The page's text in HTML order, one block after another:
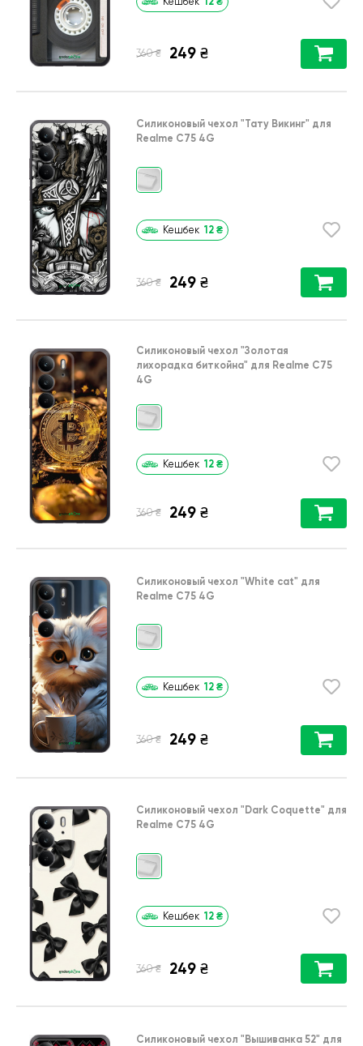
360 ₴ 249 ₴
Силиконовый чехол "Тату Викинг" для
Realme C75 4G
Кешбек 12 ₴
360 ₴ 249 ₴
Силиконовый чехол "Золотая
лихорадка биткойна" для Realme C75
4G
Кешбек 12 ₴
360 ₴ 249 ₴
Силиконовый чехол "White cat" для
Realme C75 4G
Кешбек 12 ₴
360 ₴ 249 ₴
Силиконовый чехол "Dark Coquette" для
Realme C75 4G
Кешбек 12 ₴
360 ₴ 249 ₴
Силиконовый чехол "Вышиванка 52" для